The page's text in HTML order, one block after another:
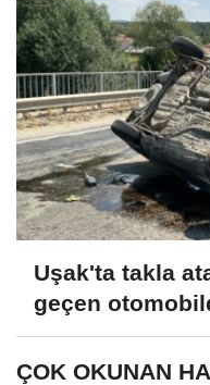
Uşak'ta takla
geçen
ÇOK OKUNAN